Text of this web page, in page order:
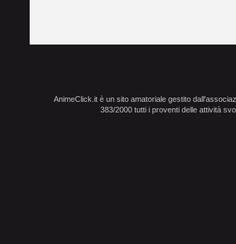
AnimeClick.it è un sito amatoriale gestito
383/2000 tutti i proventi delle attività